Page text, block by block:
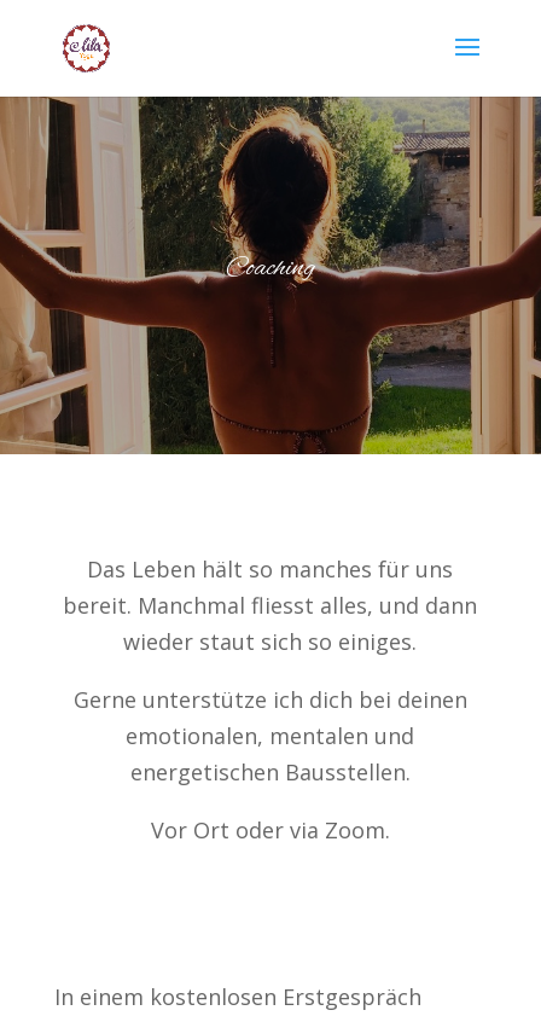
Coaching
Das Leben hält so manches für uns
bereit. Manchmal fliesst alles, und dann
wieder staut sich so einiges.
Gerne unterstütze ich dich bei deinen
emotionalen, mentalen und
energetischen Bausstellen.
Vor Ort oder via Zoom.
In einem kostenlosen Erstgespräch